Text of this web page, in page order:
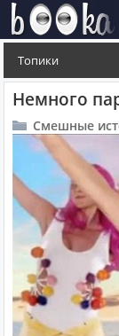
Топики
Немного
Смешные